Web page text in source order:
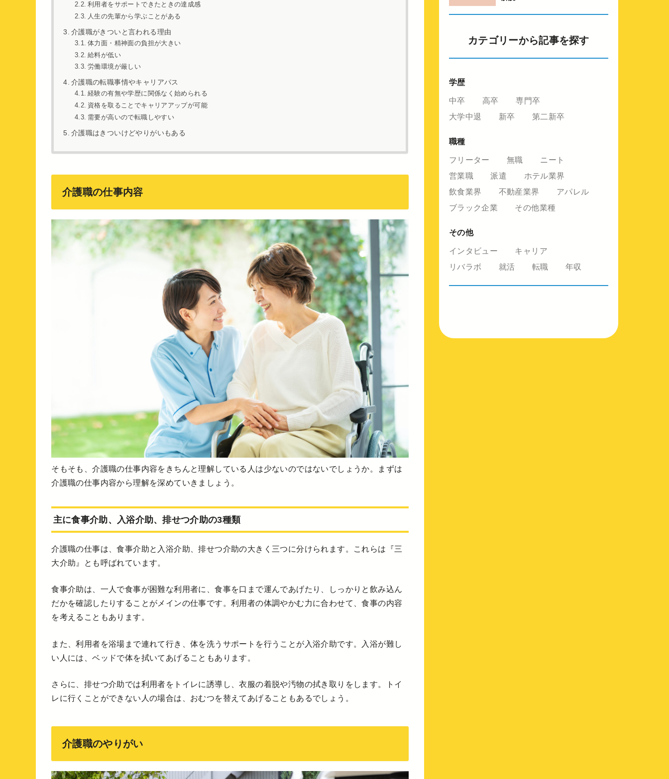
利用者をサポートできたときの達成感
人生の先輩から学ぶことがある
介護職がきついと言われる理由
体力面・精神面の負担が大きい
給料が低い
労働環境が厳しい
介護職の転職事情やキャリアパス
経験の有無や学歴に関係なく始められる
資格を取ることでキャリアアップが可能
需要が高いので転職しやすい
介護職はきついけどやりがいもある
介護職の仕事内容
そもそも、介護職の仕事内容をきちんと理解している人は少ないのではないでしょうか。まずは
介護職の仕事内容から理解を深めていきましょう。
主に食事介助、入浴介助、排せつ介助の3種類
介護職の仕事は、食事介助と入浴介助、排せつ介助の大きく三つに分けられます。これらは『三
大介助』とも呼ばれています。
食事介助は、一人で食事が困難な利用者に、食事を口まで運んであげたり、しっかりと飲み込ん
だかを確認したりすることがメインの仕事です。利用者の体調やかむ力に合わせて、食事の内容
を考えることもあります。
また、利用者を浴場まで連れて行き、体を洗うサポートを行うことが入浴介助です。入浴が難し
い人には、ベッドで体を拭いてあげることもあります。
さらに、排せつ介助では利用者をトイレに誘導し、衣服の着脱や汚物の拭き取りをします。トイ
レに行くことができない人の場合は、おむつを替えてあげることもあるでしょう。
介護職のやりがい
カテゴリーから記事を探す
学歴
中卒 高卒
専門卒
大学中退
新卒 第二新卒
職種
フリーター 無職
ニート
営業職
派遣
ホテル業界
飲食業界
不動産業界
アパレル
ブラック企業
その他業種
その他
インタビュー
キャリア
リバラボ
就活 転職 年収